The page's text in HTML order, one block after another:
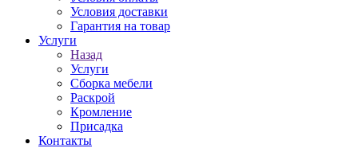
Условия доставки
Гарантия на товар
Услуги
Назад
Услуги
Сборка мебели
Раскрой
Кромление
Присадка
Контакты